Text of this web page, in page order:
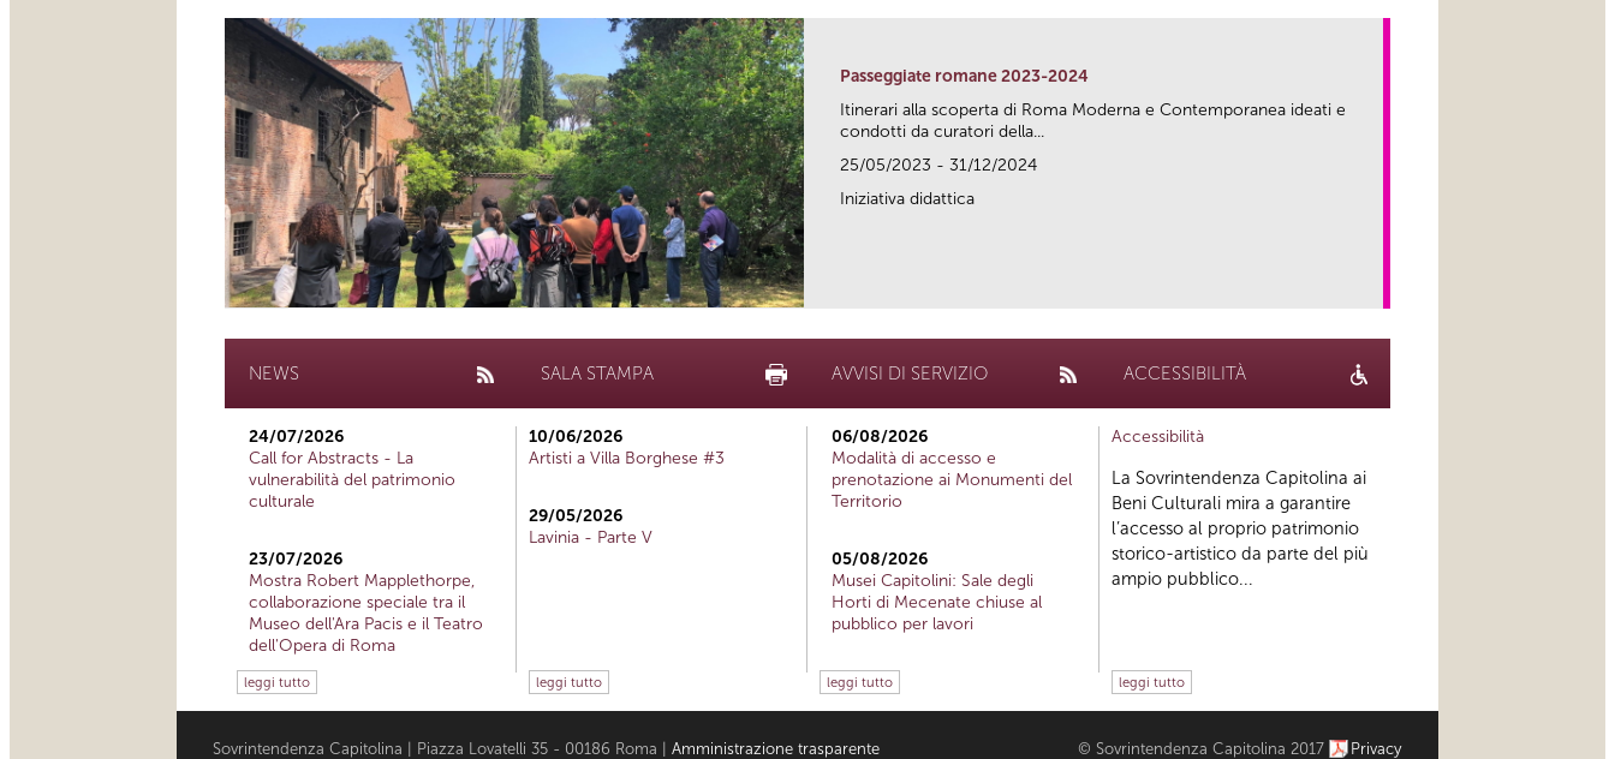
Passeggiate romane 2023-2024
Itinerari alla scoperta di Roma Moderna e Contemporanea ideati e
condotti da curatori della...
25/05/2023 - 31/12/2024
Iniziativa didattica
NEWS
24/07/2026
Call for Abstracts - La
vulnerabilità del patrimonio
culturale
23/07/2026
Mostra Robert Mapplethorpe,
collaborazione speciale tra il
Museo dell'Ara Pacis e il Teatro
dell'Opera di Roma
leggi tutto
SALA STAMPA
10/06/2026
Artisti a Villa Borghese #3
29/05/2026
Lavinia - Parte V
leggi tutto
AVVISI DI SERVIZIO
06/08/2026
Modalità di accesso e
prenotazione ai Monumenti del
Territorio
05/08/2026
Musei Capitolini: Sale degli
Horti di Mecenate chiuse al
pubblico per lavori
leggi tutto
ACCESSIBILITÀ
Accessibilità
La Sovrintendenza Capitolina ai
Beni Culturali mira a garantire
l’accesso al proprio patrimonio
storico-artistico da parte del più
ampio pubblico...
leggi tutto
Sovrintendenza Capitolina | Piazza Lovatelli 35 - 00186 Roma | Amministrazione trasparente © Sovrintendenza Capitolina 2017 Privacy